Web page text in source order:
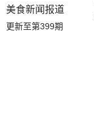
美食新闻报道
更新至第399期